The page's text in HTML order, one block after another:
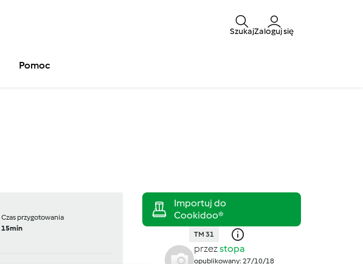
SzukajZaloguj się
Pomoc
Czas przygotowania
15min
TM 31
przezstopa
opublikowany: 27/10/18